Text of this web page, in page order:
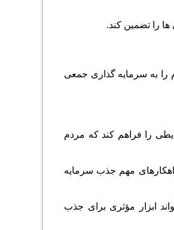
را تضمین کند.
را به سرمایه گذاری جمعی
را فراهم کند که مردم
مهم جذب سرمایه
ابزار مؤثری برای جذب